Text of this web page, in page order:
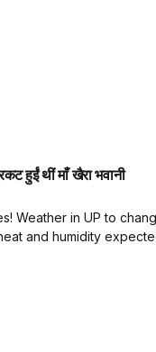
हुईं थीं माँ खैरा भवानी